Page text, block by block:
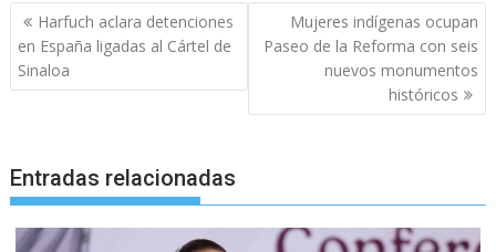
Navegación
de
entradas
Harfuch aclara detenciones
en España ligadas al Cártel de
Sinaloa
Mujeres indígenas ocupan
Paseo de la Reforma con seis
nuevos monumentos
históricos
Entradas relacionadas